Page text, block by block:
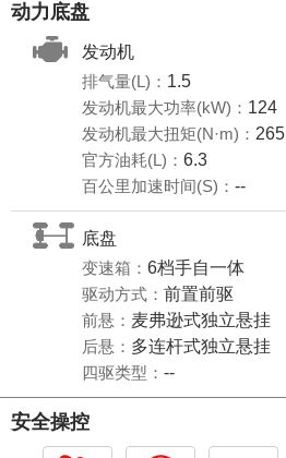
动力底盘
发动机
排气量(L)： 1.5
发动机最大功率(kW)： 124
发动机最大扭矩(N·m)： 265
官方油耗(L)： 6.3
百公里加速时间(S)： --
底盘
变速箱： 6档手自一体
驱动方式： 前置前驱
前悬： 麦弗逊式独立悬挂
后悬： 多连杆式独立悬挂
四驱类型： --
安全操控